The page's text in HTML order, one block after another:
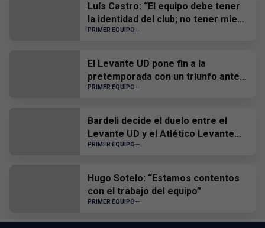
Luís Castro: “El equipo debe tener
la identidad del club; no tener miedo
a nadie y, cuando tengamos que
PRIMER EQUIPO
El Levante UD pone fin a la
pretemporada con un triunfo ante
el CD Castellón
PRIMER EQUIPO
Bardeli decide el duelo entre el
Levante UD y el Atlético Levante
UD
PRIMER EQUIPO
Hugo Sotelo: “Estamos contentos
con el trabajo del equipo”
PRIMER EQUIPO